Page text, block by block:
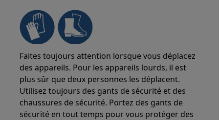
Faites toujours attention lorsque vous déplacez
des appareils. Pour les appareils lourds, il est
plus sûr que deux personnes les déplacent.
Utilisez toujours des gants de sécurité et des
chaussures de sécurité. Portez des gants de
sécurité en tout temps pour vous protéger des